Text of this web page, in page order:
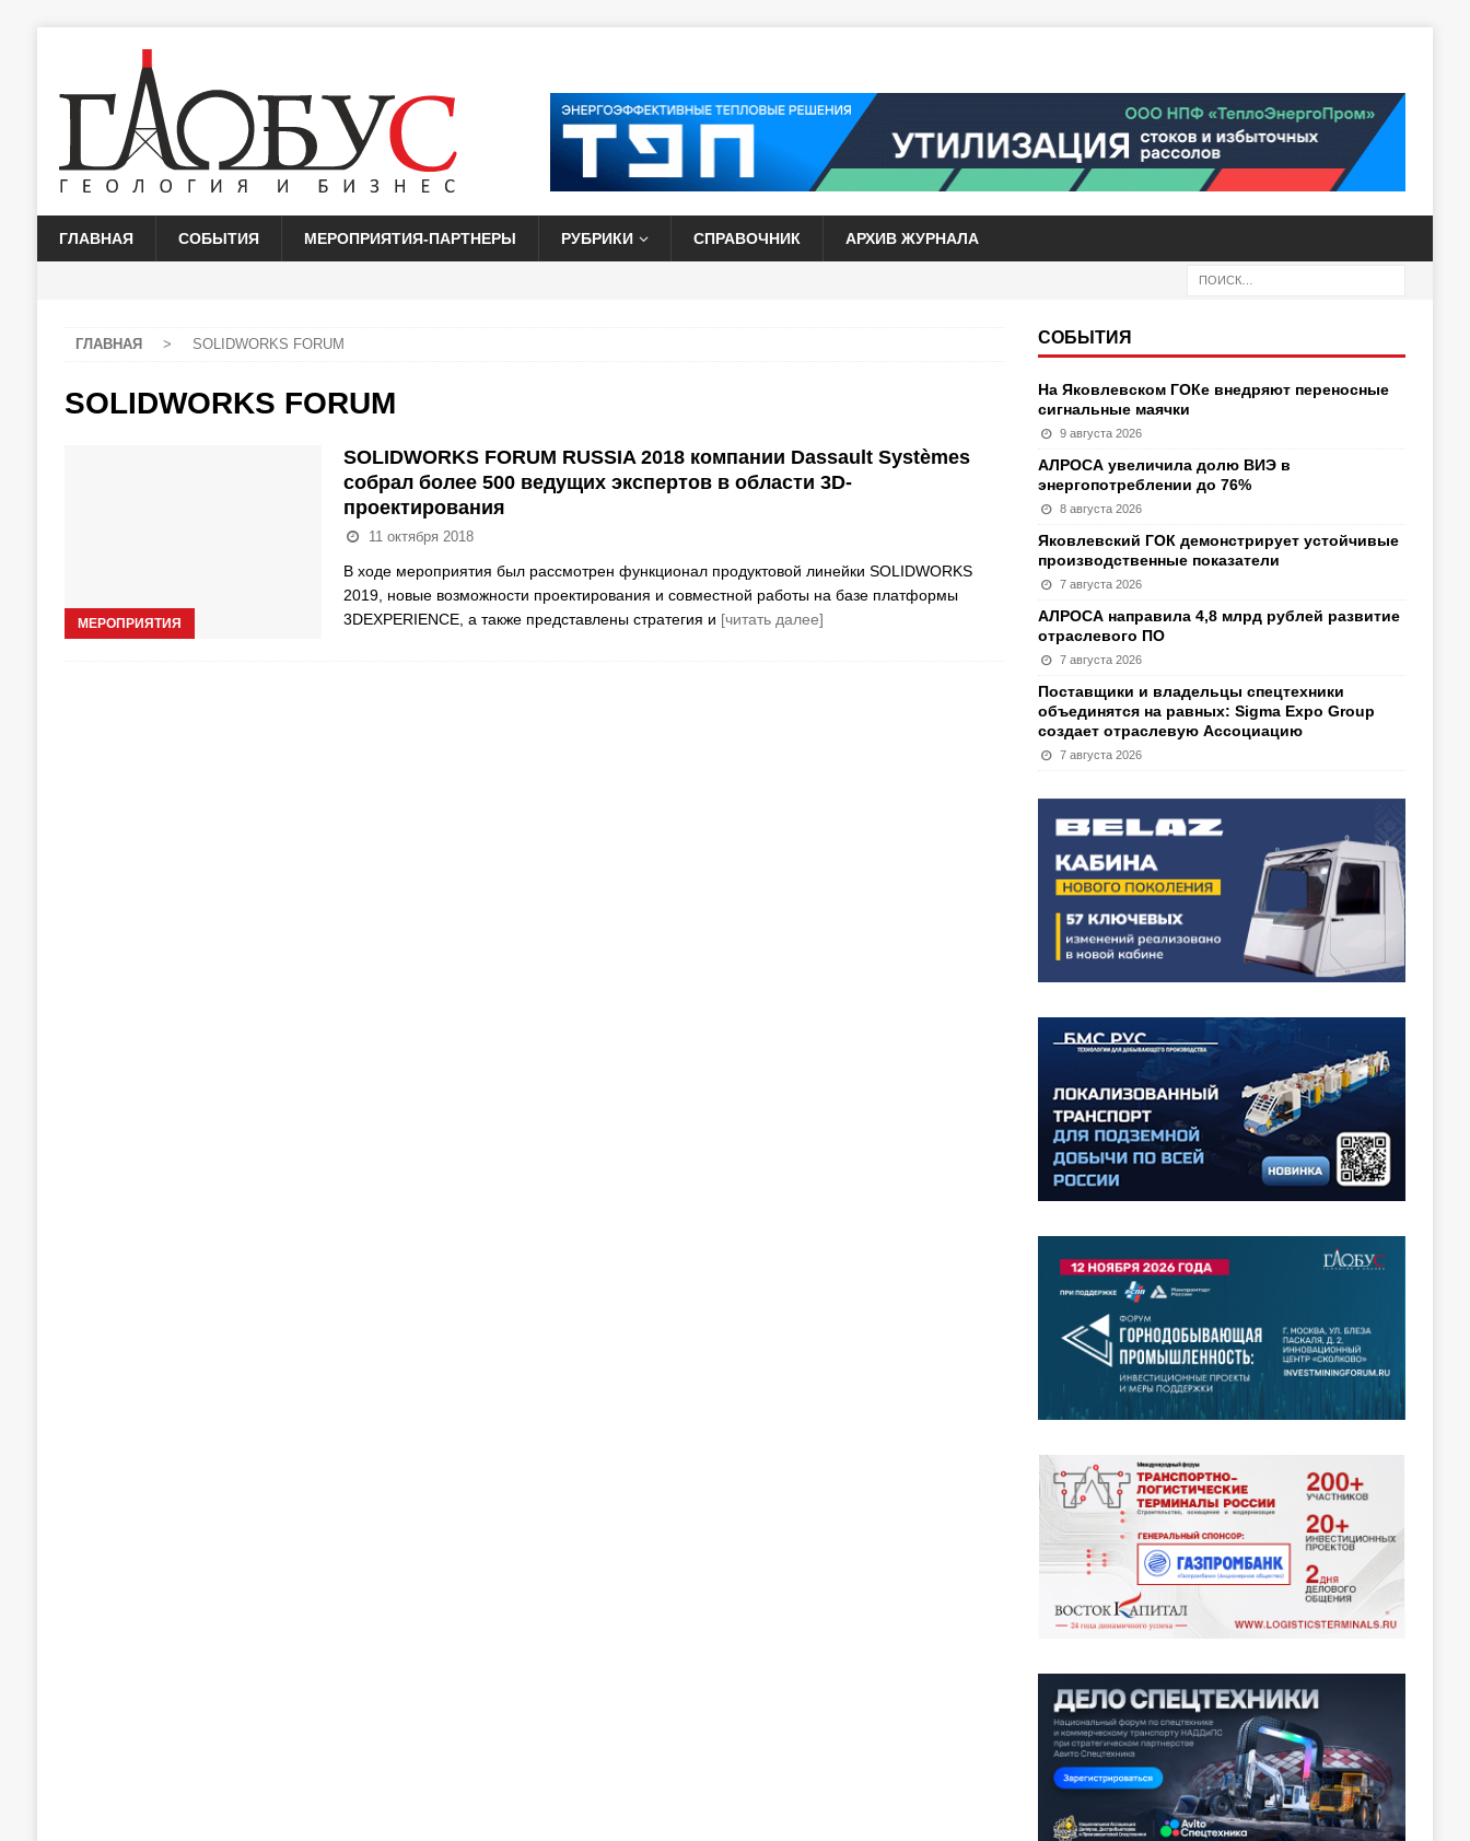
ГЛАВНАЯ СОБЫТИЯ МЕРОПРИЯТИЯ-ПАРТНЕРЫ РУБРИКИ СПРАВОЧНИК АРХИВ ЖУРНАЛА
ГЛАВНАЯ > SOLIDWORKS FORUM
SOLIDWORKS FORUM
МЕРОПРИЯТИЯ
SOLIDWORKS FORUM RUSSIA 2018 компании Dassault Systèmes
собрал более 500 ведущих экспертов в области 3D-
проектирования
11 октября 2018
В ходе мероприятия был рассмотрен функционал продуктовой линейки SOLIDWORKS
2019, новые возможности проектирования и совместной работы на базе платформы
3DEXPERIENCE, а также представлены стратегия и [читать далее]
СОБЫТИЯ
На Яковлевском ГОКе внедряют переносные
сигнальные маячки
9 августа 2026
АЛРОСА увеличила долю ВИЭ в
энергопотреблении до 76%
8 августа 2026
Яковлевский ГОК демонстрирует устойчивые
производственные показатели
7 августа 2026
АЛРОСА направила 4,8 млрд рублей развитие
отраслевого ПО
7 августа 2026
Поставщики и владельцы спецтехники
объединятся на равных: Sigma Expo Group
создает отраслевую Ассоциацию
7 августа 2026